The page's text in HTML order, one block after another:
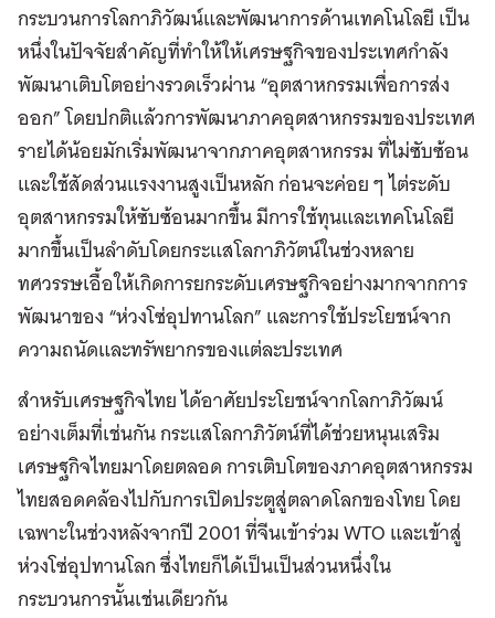
กระบวนการโลกาภิวัฒน์และพัฒนาการด้านเทคโนโลยี เป็น
หนึ่งในปัจจัยสำคัญที่ทำให้ให้เศรษฐกิจของประเทศกำลัง
พัฒนาเติบโตอย่างรวดเร็วผ่าน “อุตสาหกรรมเพื่อการส่ง
ออก” โดยปกติแล้วการพัฒนาภาคอุตสาหกรรมของประเทศ
รายได้น้อยมักเริ่มพัฒนาจากภาคอุตสาหกรรม ที่ไม่ซับซ้อน
และใช้สัดส่วนแรงงานสูงเป็นหลัก ก่อนจะค่อย ๆ ไต่ระดับ
อุตสาหกรรมให้ซับซ้อนมากขึ้น มีการใช้ทุนและเทคโนโลยี
มากขึ้นเป็นลำดับโดยกระแสโลกาภิวัตน์ในช่วงหลาย
ทศวรรษเอื้อให้เกิดการยกระดับเศรษฐกิจอย่างมากจากการ
พัฒนาของ “ห่วงโซ่อุปทานโลก” และการใช้ประโยชน์จาก
ความถนัดและทรัพยากรของแต่ละประเทศ
สำหรับเศรษฐกิจไทย ได้อาศัยประโยชน์จากโลกาภิวัฒน์
อย่างเต็มที่เช่นกัน กระแสโลกาภิวัตน์ที่ได้ช่วยหนุนเสริม
เศรษฐกิจไทยมาโดยตลอด การเติบโตของภาคอุตสาหกรรม
ไทยสอดคล้องไปกับการเปิดประตูสู่ตลาดโลกของโทย โดย
เฉพาะในช่วงหลังจากปี 2001 ที่จีนเข้าร่วม WTO และเข้าสู่
ห่วงโซ่อุปทานโลก ซึ่งไทยก็ได้เป็นเป็นส่วนหนึ่งใน
กระบวนการนั้นเช่นเดียวกัน